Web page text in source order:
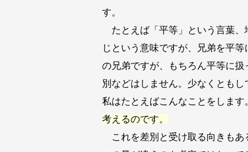
す。
たとえば「平等」という言葉、
じという意味ですが、兄弟を平
の兄弟ですが、もちろん平等に
別などはしません。少なくとも
私はたとえばこんなことをします
考えるのです。
これを差別と受け取る向きもあ